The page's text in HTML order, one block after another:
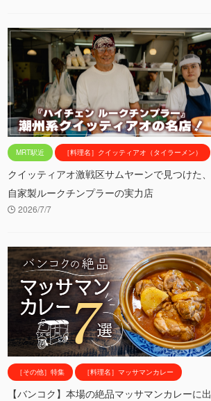
MRT駅近 ［料理名］クイッティアオ（タイラーメン）
クイッティアオ激戦区サムヤーンで見つけた、
自家製ルークチンプラーの実力店
2026/7/7
［その他］特集 ［料理名］マッサマンカレー
【バンコク】本場の絶品マッサマンカレーに出